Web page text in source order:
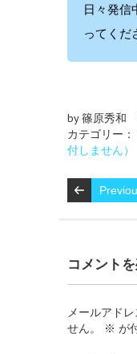
日々発信
ってくだ
by 篠原秀和
カテゴリー：
付しません）
コメント
メールアド
せん。
※ が